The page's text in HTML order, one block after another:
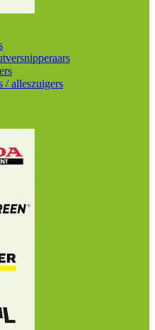
/ alleszuigers